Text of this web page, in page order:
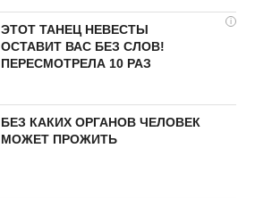
i
ЭТОТ ТАНЕЦ НЕВЕСТЫ
ОСТАВИТ ВАС БЕЗ СЛОВ!
ПЕРЕСМОТРЕЛА 10 РАЗ
БЕЗ КАКИХ ОРГАНОВ ЧЕЛОВЕК
МОЖЕТ ПРОЖИТЬ